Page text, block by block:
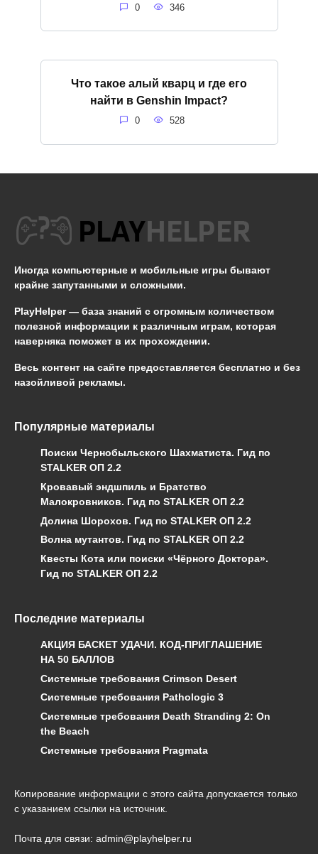
0 346
Что такое алый кварц и где его
найти в Genshin Impact?
0 528
Иногда компьютерные и мобильные игры бывают
крайне запутанными и сложными.
PlayHelper — база знаний с огромным количеством
полезной информации к различным играм, которая
наверняка поможет в их прохождении.
Весь контент на сайте предоставляется бесплатно и без
назойливой рекламы.
Популярные материалы
Поиски Чернобыльского Шахматиста. Гид по
STALKER ОП 2.2
Кровавый эндшпиль и Братство
Малокровников. Гид по STALKER ОП 2.2
Долина Шорохов. Гид по STALKER ОП 2.2
Волна мутантов. Гид по STALKER ОП 2.2
Квесты Кота или поиски «Чёрного Доктора».
Гид по STALKER ОП 2.2
Последние материалы
АКЦИЯ БАСКЕТ УДАЧИ. КОД-ПРИГЛАШЕНИЕ
НА 50 БАЛЛОВ
Системные требования Crimson Desert
Системные требования Pathologic 3
Системные требования Death Stranding 2: On
the Beach
Системные требования Pragmata
Копирование информации с этого сайта допускается только
с указанием ссылки на источник.
Почта для связи: admin@playhelper.ru